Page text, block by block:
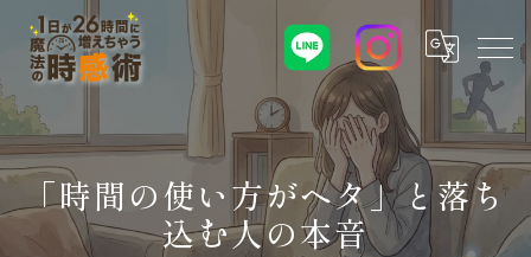
「時間の使い方がヘタ」と落ち
込む人の本音